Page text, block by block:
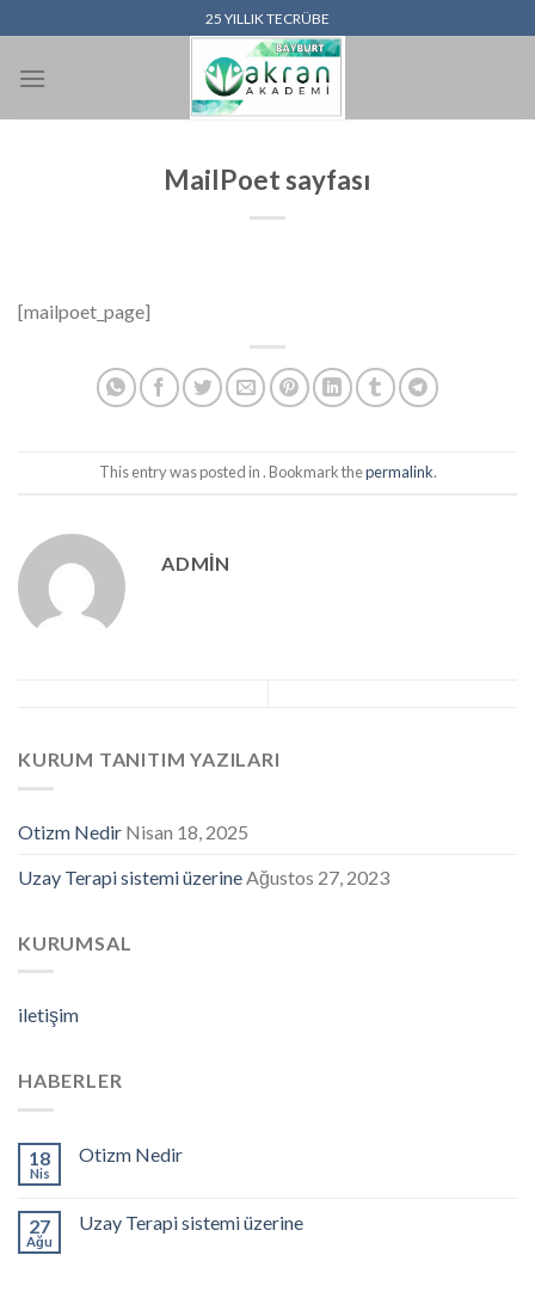
atla
25 YILLIK TECRÜBE
MailPoet sayfası
[mailpoet_page]
This entry was posted in . Bookmark thepermalink.
ADMIN
KURUM TANITIM YAZILARI
Otizm Nedir Nisan 18, 2025
Uzay Terapi sistemi üzerine Ağustos 27, 2023
KURUMSAL
iletişim
HABERLER
18
Nis
Otizm Nedir
27
Ağu
Uzay Terapi sistemi üzerine